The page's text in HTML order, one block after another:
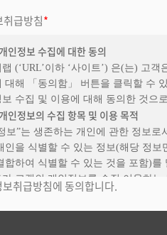
을 경우 의사 표시가 표명된 것으로
관의 해석과 예외 준칙
제공하는 개별 서비스에 대해서
상충할 경우 개별 서비스의 이용약
관에 명시되지 않은 사항이 관계법
어의 정의
스: 개인용 컴퓨터 (PC), TV, 휴대형
는 단말기와 상관없이 회원이 이용
회사와 서비스 이용계약을 체결하
니다.
의미합니다.
번호: 회원의 개인 정보 및 확인을
급방침*
인정보 수집에 대한 동의
랩 (‘URL’이하 ‘사이트’) 은(는) 고
대해 「동의함」 버튼을 클릭할 수
보 수집 및 이용에 대해 동의한 것으
인정보의 수집 항목 및 이용 목적
보”는 생존하는 개인에 관한 정보
인을 식별할 수 있는 정보(해당 정
합하여 식별할 수 있는 것을 포함)를
가 고객의 개인정보를 수집 이용하는
원정보
기: 가입시
수집항목: 이메일, 비밀번호, 이름, 전
취급방침에 동의합니다.